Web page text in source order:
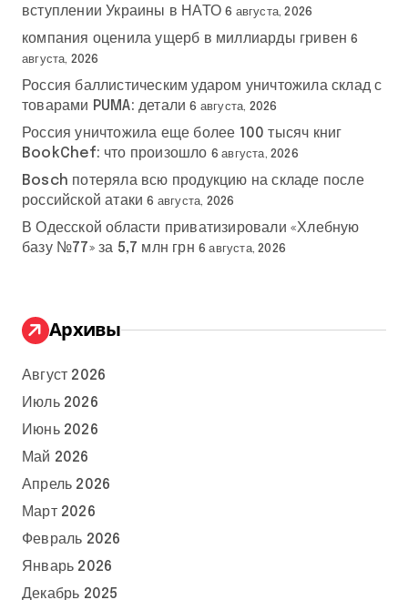
вступлении Украины в НАТО 6 августа, 2026
компания оценила ущерб в миллиарды гривен 6
августа, 2026
Россия баллистическим ударом уничтожила склад с
товарами PUMA: детали 6 августа, 2026
Россия уничтожила еще более 100 тысяч книг
BookChef: что произошло 6 августа, 2026
Bosch потеряла всю продукцию на складе после
российской атаки 6 августа, 2026
В Одесской области приватизировали «Хлебную
базу №77» за 5,7 млн грн 6 августа, 2026
Архивы
Август 2026
Июль 2026
Июнь 2026
Май 2026
Апрель 2026
Март 2026
Февраль 2026
Январь 2026
Декабрь 2025